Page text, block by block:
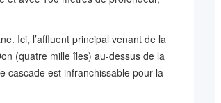
Ici, l’affluent principal venant de la
(quatre mille îles) au-dessus de la
cascade est infranchissable pour la